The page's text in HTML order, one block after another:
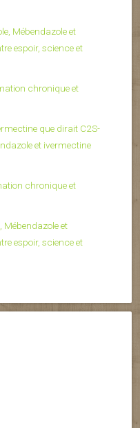
Mébendazole et
espoir, science et
chronique et
que dirait C2S-
et ivermectine
chronique et
Mébendazole et
espoir, science et